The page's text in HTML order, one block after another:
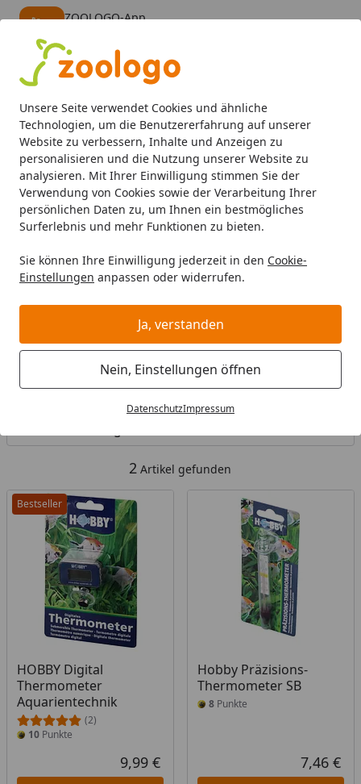
Unsere Seite verwendet Cookies und ähnliche
Technologien, um die Benutzererfahrung auf unserer
Website zu verbessern, Inhalte und Anzeigen zu
personalisieren und die Nutzung unserer Website zu
analysieren. Mit Ihrer Einwilligung stimmen Sie der
Verwendung von Cookies sowie der Verarbeitung Ihrer
persönlichen Daten zu, um Ihnen ein bestmögliches
Surferlebnis und mehr Funktionen zu bieten.
Sie können Ihre Einwilligung jederzeit in den Cookie-
Einstellungen anpassen oder widerrufen.
Ja, verstanden
Nein, Einstellungen öffnen
DatenschutzImpressum
ZOOLOGO-App
Alle Produkte
Mein Konto
Suchen
Startseite
HOBBY Aquarientechnik Mess- & Regeltechnik
HOBBY Mess- & Regeltechnik
HOBBY Mess- & Regeltechnik bei Zoologo und finden Sie
Haustier. Unser Sortiment umfasst Tierbedarf, Futter
und Zubehör für unterschiedliche Bedürfnisse.
Ihre Artikelübersicht
Kategorien
2 Artikel gefunden
Bestseller
HOBBY Digital
Thermometer
Aquarientechnik
(2)
10 Punkte
Aktueller Preis
9,99 €
Hobby Präzisions-
Thermometer SB
8Punkte
7,46 €